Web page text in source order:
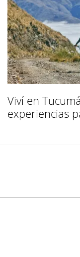
Viví en
experiencias